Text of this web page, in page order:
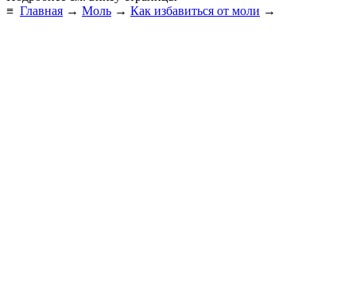
≡ Главная → Моль → Как избавиться от моли →